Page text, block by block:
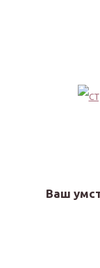
Ваш